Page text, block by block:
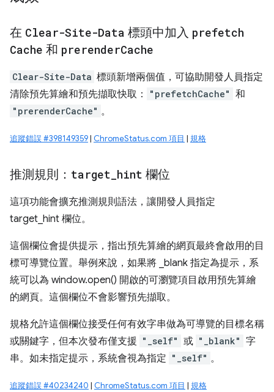
在 Clear-Site-Data 標頭中加入 prefetch
Cache 和 prerenderCache
Clear-Site-Data 標頭新增兩個值，可協助開發人員指定
清除預先算繪和預先擷取快取：
"prefetchCache" 和
"prerenderCache" 。
追蹤錯誤 #398149359| ChromeStatus.com 項目 | 規格
推測規則： target hint 欄位
這項功能會擴充推測規則語法，讓開發人員指定
target_hint 欄位。
這個欄位會提供提示，指出預先算繪的網頁最終會啟用的目
標可導覽位置。舉例來說，如果將 _blank 指定為提示，系
統可以為 window.open() 開啟的可瀏覽項目啟用預先算繪
的網頁。這個欄位不會影響預先擷取。
規格允許這個欄位接受任何有效字串做為可導覽的目標名稱
或關鍵字，但本次發布僅支援 "_self" 或 "_blank" 字
串。如未指定提示，系統會視為指定 "_self" 。
追蹤錯誤 #40234240 | ChromeStatus.com 項目 | 規格